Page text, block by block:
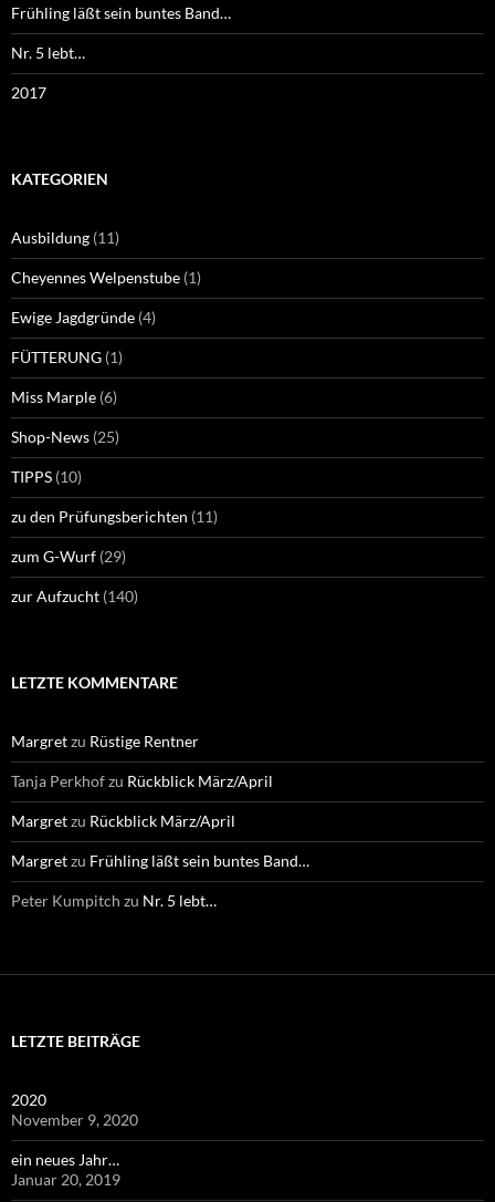
Frühling läßt sein buntes Band…
Nr. 5 lebt…
2017
KATEGORIEN
Ausbildung (11)
Cheyennes Welpenstube (1)
Ewige Jagdgründe (4)
FÜTTERUNG (1)
Miss Marple (6)
Shop-News (25)
TIPPS (10)
zu den Prüfungsberichten (11)
zum G-Wurf (29)
zur Aufzucht (140)
LETZTE KOMMENTARE
Margretzu Rüstige Rentner
Tanja Perkhofzu Rückblick März/April
Margretzu Rückblick März/April
Margretzu Frühling läßt sein buntes Band…
Peter Kumpitch zu Nr. 5 lebt…
LETZTE BEITRÄGE
2020
November 9, 2020
ein neues Jahr…
Januar 20, 2019